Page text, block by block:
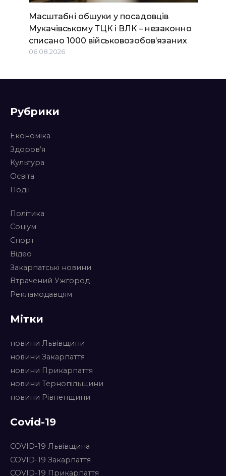
Масштабні обшуки у посадовців
Мукачівському ТЦК і ВЛК – незаконно
списано 1000 військовозобов’язаних
06.08.2026
Рубрики
Економіка
Здоров’я
Культура
Освіта
Події
Політика
Соціум
Спорт
Відео
Закарпатські новини
Втрачений Ужгород
Рекламодавцям
Мітки
новини Львівщини
новини Закарпаття
новини Прикарпаття
новини Тернопільщини
новини Рівненщини
Covid-19
COVID-19 Львівщина
COVID-19 Закарпаття
COVID-19 Прикарпаття